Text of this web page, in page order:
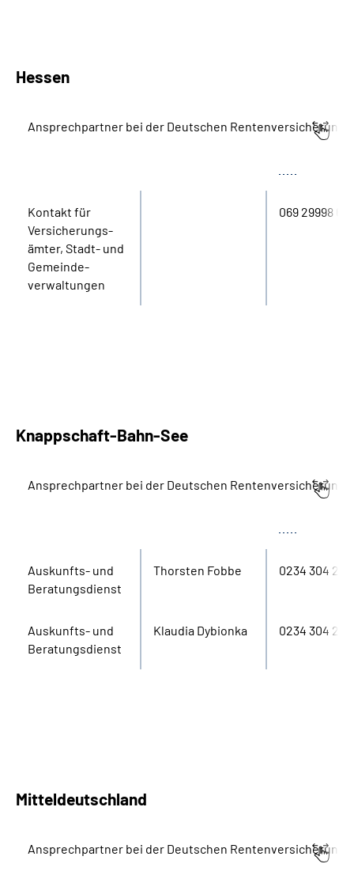
Hessen
Ansprechpartner bei der Deutschen Rentenversicherung
Kontakt für
Versicherungs­
ämter, Stadt- und
Gemeinde­
verwaltungen
069 29998
Knappschaft-Bahn-See
Ansprechpartner bei der Deutschen Rentenversicherung
Aus­kunfts- und
Beratungs­dienst
Thorsten Fobbe 0234 304
Aus­kunfts- und
Beratungs­dienst
Klaudia Dybionka 0234 304
Mitteldeutschland
Ansprechpartner bei der Deutschen Rentenversicherung